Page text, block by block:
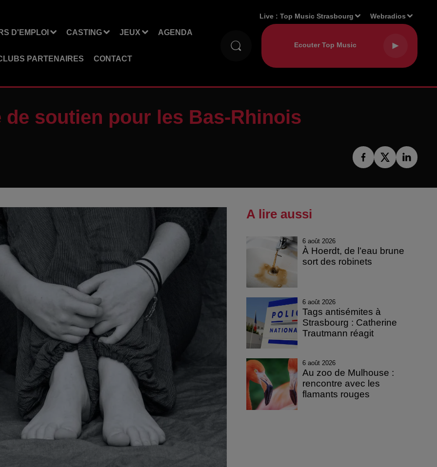
D'EMPLOI CASTING JEUX AGENDA
PARTENAIRES CONTACT
Live :Top Music Strasbourg Webradios
de soutien pour les Bas-Rhinois
A lire aussi
6 août 2026
À Hoerdt, de l’eau brune
sort des robinets
6 août 2026
Tags antisémites à
Strasbourg : Catherine
Trautmann réagit
6 août 2026
Au zoo de Mulhouse :
rencontre avec les
flamants rouges